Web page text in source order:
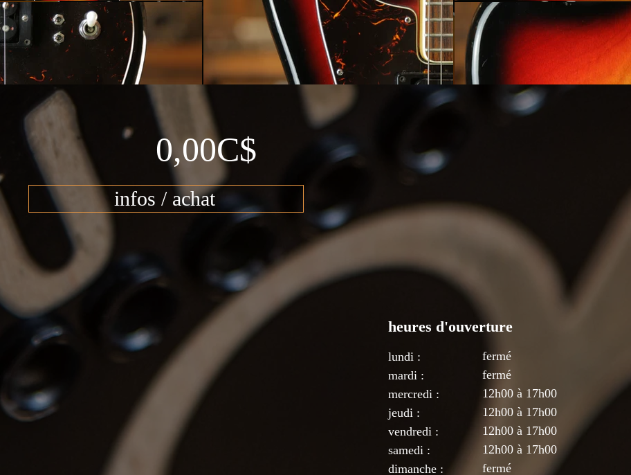
0,00C$
infos / achat
heures d'ouverture
lundi :
mardi :
mercredi :
jeudi :
vendredi :
samedi :
dimanche :
fermé
fermé
12h00 à 17h00
12h00 à 17h00
12h00 à 17h00
12h00 à 17h00
fermé